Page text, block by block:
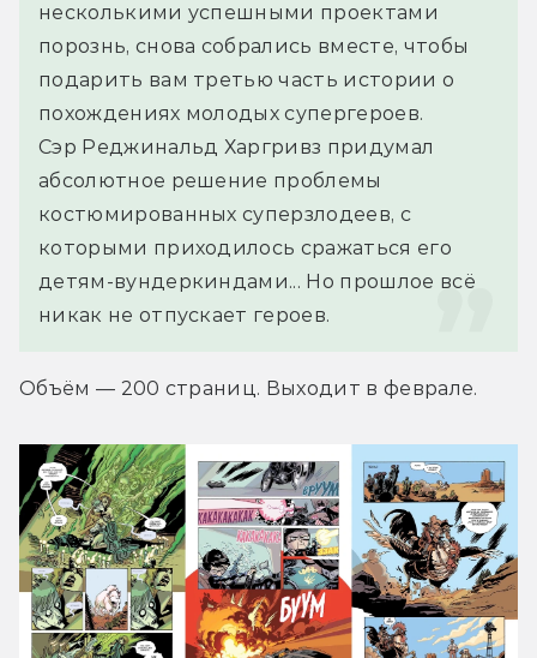
несколькими успешными проектами
порознь, снова собрались вместе, чтобы
подарить вам третью часть истории о
похождениях молодых супергероев.
Сэр Реджинальд Харгривз придумал
абсолютное решение проблемы
костюмированных суперзлодеев, с
которыми приходилось сражаться его
детям-вундеркиндами... Но прошлое всё
никак не отпускает героев.
Объём — 200 страниц. Выходит в феврале.